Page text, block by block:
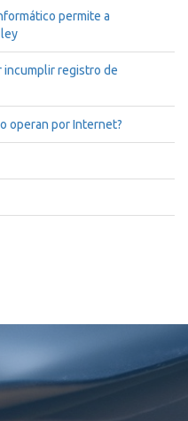
permite a
incumplir registro de
operan por Internet?